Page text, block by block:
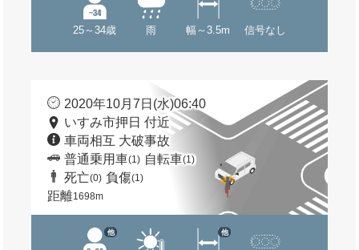
25～34歳 雨 幅～3.5m 信号なし
2020年10月7日(水)06:40
いすみ市押日 付近
車両相互 大破事故
普通乗用車(1) 自転車(1)
死亡(0) 負傷(1)
距離1698m
他 他